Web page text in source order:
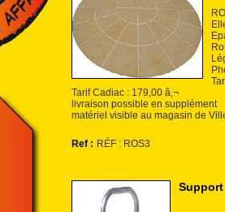
Tarif Cadiac : 179,00 â‚¬
livraison possible en supplément
matériel visible au magasin de
Ref : RÉF : ROS3